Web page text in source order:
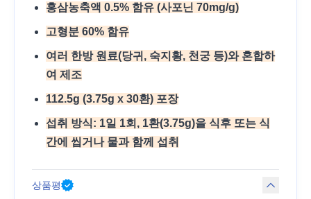
홍삼농축액 0.5% 함유 (사포닌 70mg/g)
고형분 60% 함유
여러 한방 원료(당귀, 숙지황, 천궁 등)와 혼합하
여 제조
112.5g (3.75g x 30환) 포장
섭취 방식: 1일 1회, 1환(3.75g)을 식후 또는 식
간에 씹거나 물과 함께 섭취
상품평